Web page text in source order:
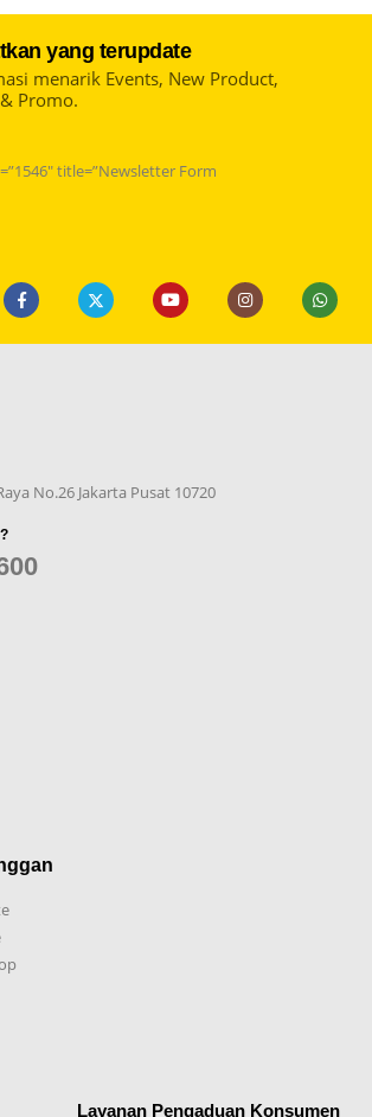
yang terupdate
menarik Events, New Product,
Promo.
title=”Newsletter Form
No.26 Jakarta Pusat 10720
Layanan Pengaduan Konsumen